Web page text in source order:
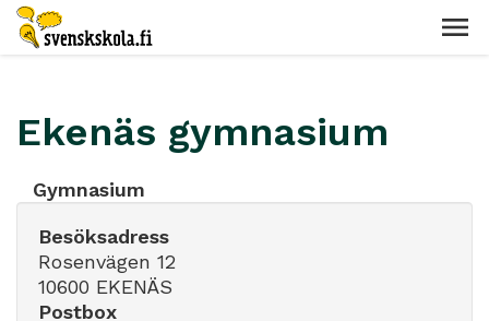
Ekenäs gymnasium
Gymnasium
Besöksadress
Rosenvägen 12
10600 EKENÄS
Postbox